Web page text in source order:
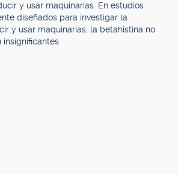
y usar maquinarias. En estudios
diseñados para investigar la
y usar maquinarias, la betahistina no